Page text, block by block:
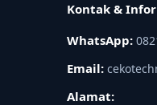
Kontak &
WhatsApp:
Email:
Alamat: